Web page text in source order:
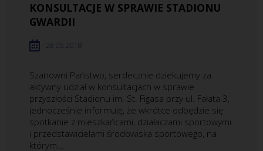
KONSULTACJE W SPRAWIE STADIONU
GWARDII
28.05.2018
Szanowni Państwo, serdecznie dziekujemy za
aktywny udział w konsultacjach w sprawie
przyszłości Stadionu im. St. Figasa przy ul. Fałata 3,
jednocześnie informuję, że wkrótce odbędzie się
spotkanie z mieszkańcami, działaczami sportowymi
i przedstawicielami środowiska sportowego, na
którym...